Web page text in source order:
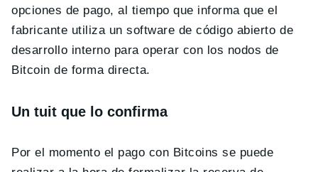
opciones de pago, al tiempo que informa que el
fabricante utiliza un software de código abierto de
desarrollo interno para operar con los nodos de
Bitcoin de forma directa.
Un tuit que lo confirma
Por el momento el pago con Bitcoins se puede